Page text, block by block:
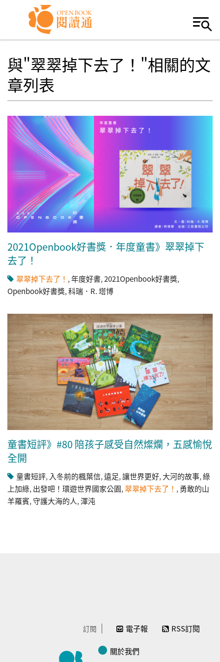
Skip to navigation
移至主內容
與"翠翠掉下去了！"相關的文
章列表
2021Openbook好書獎．年度童書》翠翠掉下
去了！
翠翠掉下去了！ ,年度好書,2021Openbook好書獎,
Openbook好書獎,科瑞．R. 塔博
童書短評》#80 陪孩子感受自然燦爛，五感愉悅
全開
童書短評, 入冬前的楓葉信,遠足,讓世界更好,大河的故事,綠
上加綠,出發吧！環遊世界國家公園,翠翠掉下去了！ ,勇敢的山
羊羅賓,守護大海的人,渾沌
訂閱 電子報 RSS訂閱
關於我們